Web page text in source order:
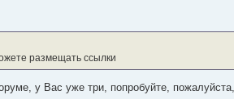
размещать ссылки
у Вас уже три, попробуйте,